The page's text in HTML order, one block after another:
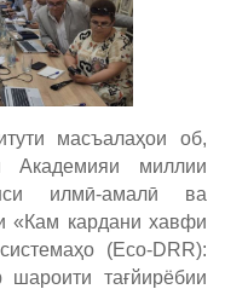
масъалаҳои об,
Академияи миллии
илмӣ-амалӣ ва
«Кам кардани хавфи
(Eco-DRR):
шароити тағйирёбии